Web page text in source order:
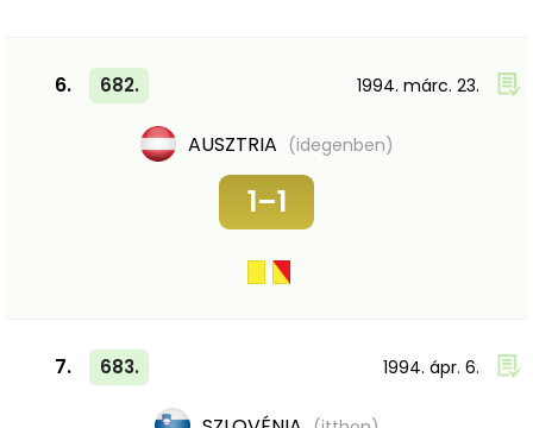
6. 682. 1994. márc. 23.
AUSZTRIA (idegenben)
1–1
7. 683. 1994. ápr. 6.